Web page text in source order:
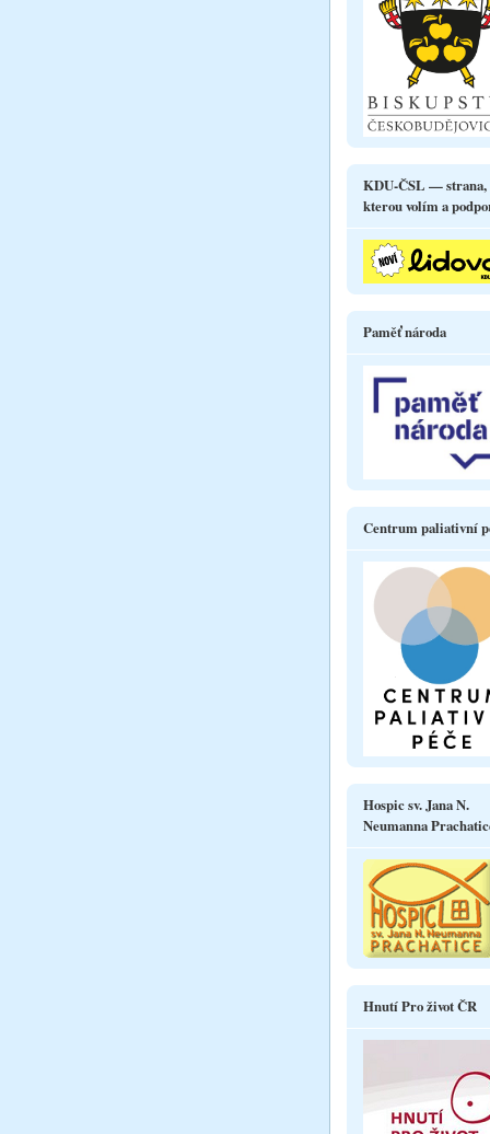
KDU-ČSL — strana,
kterou volím a
Paměť národa
Centrum paliativní
Hospic sv. Jana N.
Neumanna
Hnutí Pro život ČR